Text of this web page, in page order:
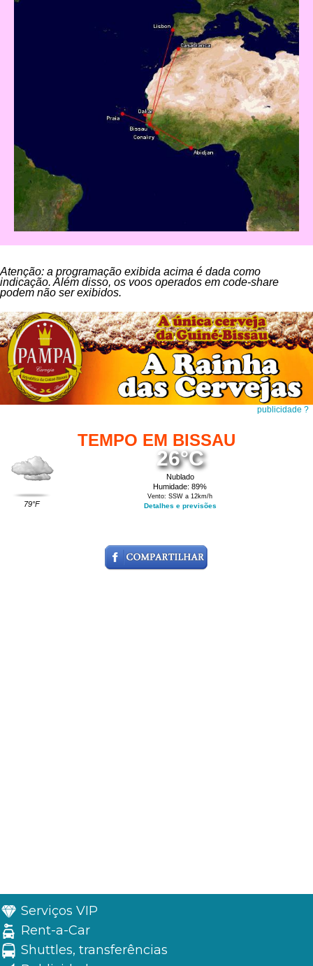
Atenção: a programação exibida acima é dada como
indicação. Além disso, os voos operados em code-share
podem não ser exibidos.
publicidade ?
TEMPO EM BISSAU
79°F
26°C
Nublado
Humidade: 89%
Vento: SSW a 12km/h
Detalhes e previsões
Serviços VIP
Rent-a-Car
Shuttles, transferências